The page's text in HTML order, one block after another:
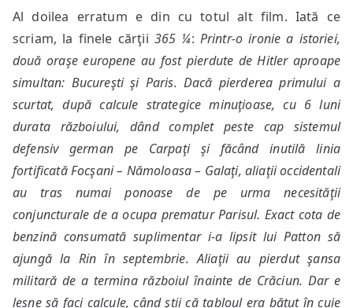
Al doilea erratum e din cu totul alt film. Iată ce
scriam, la finele cărţii 365 ¼: Printr-o ironie a istoriei,
două oraşe europene au fost pierdute de Hitler aproape
simultan: Bucureşti şi Paris. Dacă pierderea primului a
scurtat, după calcule strategice minuţioase, cu 6 luni
durata războiului, dând complet peste cap sistemul
defensiv german pe Carpaţi şi făcând inutilă linia
fortificată Focşani – Nămoloasa – Galaţi, aliaţii occidentali
au tras numai ponoase de pe urma necesităţii
conjuncturale de a ocupa prematur Parisul. Exact cota de
benzină consumată suplimentar i-a lipsit lui Patton să
ajungă la Rin în septembrie. Aliaţii au pierdut şansa
militară de a termina războiul înainte de Crăciun. Dar e
lesne să faci calcule, când ştii că tabloul era bătut în cuie